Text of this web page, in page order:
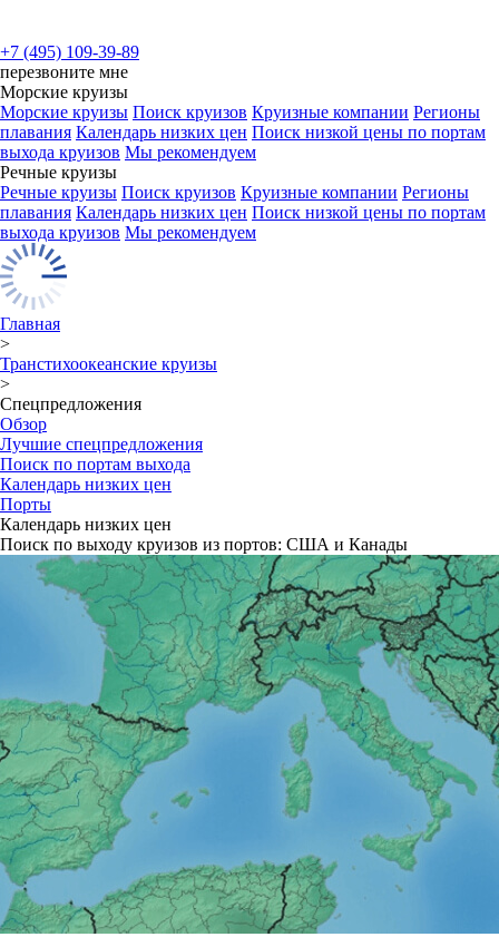
+7 (495) 109-39-89
перезвоните мне
Морские круизы
Морские круизы Поиск круизов Круизные компании Регионы
плавания Календарь низких цен Поиск низкой цены по портам
выхода круизов Мы рекомендуем
Речные круизы
Речные круизы Поиск круизов Круизные компании Регионы
плавания Календарь низких цен Поиск низкой цены по портам
выхода круизов Мы рекомендуем
Главная
>
Транстихоокеанские круизы
>
Спецпредложения
Обзор
Лучшие спецпредложения
Поиск по портам выхода
Календарь низких цен
Порты
Календарь низких цен
Поиск по выходу круизов из портов: США и Канады